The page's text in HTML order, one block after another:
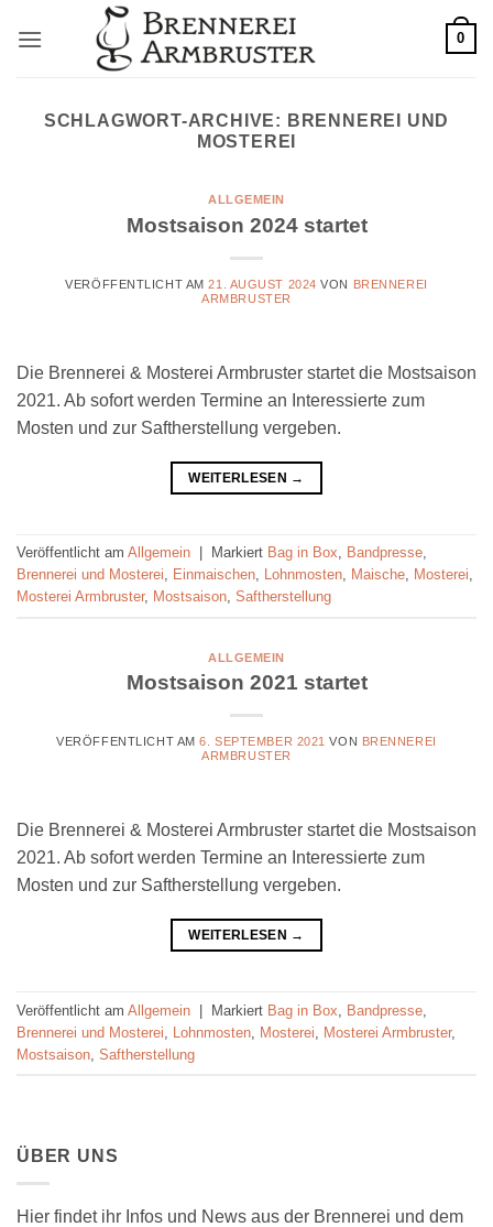
Inhalt
0
SCHLAGWORT-ARCHIVE: BRENNEREI UND
MOSTEREI
ALLGEMEIN
Mostsaison 2024 startet
VERÖFFENTLICHT AM21. AUGUST 2024 VON BRENNEREI
ARMBRUSTER
Die Brennerei & Mosterei Armbruster startet die Mostsaison
2021. Ab sofort werden Termine an Interessierte zum
Mosten und zur Saftherstellung vergeben.
WEITERLESEN →
Veröffentlicht am Allgemein Markiert Bag in Box Bandpresse
Brennerei und Mosterei
Einmaischen Lohnmosten Maische Mosterei
Mosterei Armbruster, Mostsaison Saftherstellung
ALLGEMEIN
Mostsaison 2021 startet
VERÖFFENTLICHT AM6. SEPTEMBER 2021 VON
BRENNEREI
ARMBRUSTER
Die Brennerei & Mosterei Armbruster startet die Mostsaison
2021. Ab sofort werden Termine an Interessierte zum
Mosten und zur Saftherstellung vergeben.
WEITERLESEN →
Veröffentlicht am Allgemein | Markiert Bag in Box Bandpresse
Brennerei und Mosterei
Lohnmosten Mosterei Mosterei Armbruster,
Mostsaison Saftherstellung
ÜBER UNS
Hier findet ihr Infos und News aus der Brennerei und dem